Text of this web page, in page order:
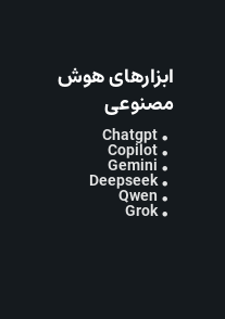
ابزارهای هوش
مصنوعی
• Chatgpt
• Copilot
• Gemini
• Deepseek
• Qwen
• Grok